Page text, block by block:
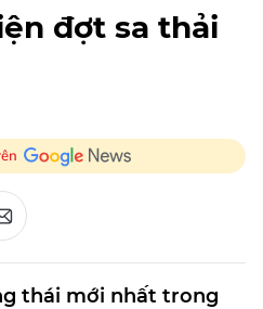
đợt sa thải
thái mới nhất trong